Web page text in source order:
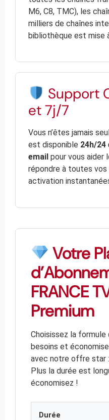
M6, C8, TMC), les
milliers de chaînes
bibliothèque est mise
Support
et 7j/7
Vous n’êtes jamais
est disponible 24h/24
email pour vous aider
répondre à toutes
activation
Votre
FRANCE
Premium
Choisissez la formule
besoins et
avec notre offre star :
Plus la durée est
économisez !
Durée